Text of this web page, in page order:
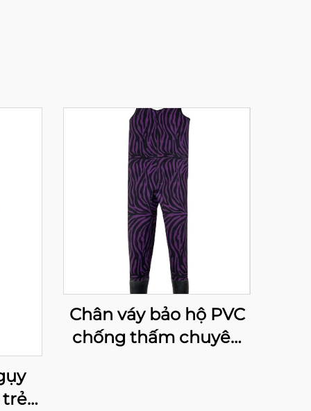
trẻ
Chân váy bảo hộ PVC
chống thấm chuyên